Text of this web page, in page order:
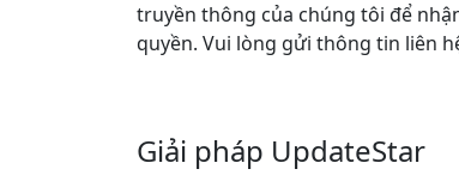
truyền thông của chúng tôi để
quyền. Vui lòng gửi thông tin liên
Giải pháp UpdateStar